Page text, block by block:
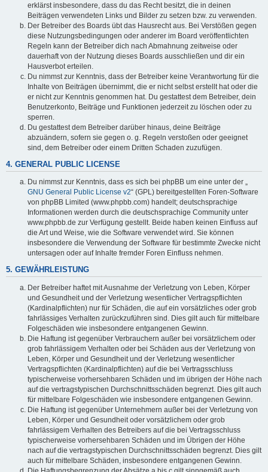
erklärst insbesondere, dass du das Recht besitzt, die in deinen
Beiträgen verwendeten Links und Bilder zu setzen bzw. zu verwenden.
Der Betreiber des Boards übt das Hausrecht aus. Bei Verstößen gegen
diese Nutzungsbedingungen oder anderer im Board veröffentlichten
Regeln kann der Betreiber dich nach Abmahnung zeitweise oder
dauerhaft von der Nutzung dieses Boards ausschließen und dir ein
Hausverbot erteilen.
Du nimmst zur Kenntnis, dass der Betreiber keine Verantwortung für die
Inhalte von Beiträgen übernimmt, die er nicht selbst erstellt hat oder die
er nicht zur Kenntnis genommen hat. Du gestattest dem Betreiber, dein
Benutzerkonto, Beiträge und Funktionen jederzeit zu löschen oder zu
sperren.
Du gestattest dem Betreiber darüber hinaus, deine Beiträge
abzuändern, sofern sie gegen o. g. Regeln verstoßen oder geeignet
sind, dem Betreiber oder einem Dritten Schaden zuzufügen.
4. GENERAL PUBLIC LICENSE
Du nimmst zur Kenntnis, dass es sich bei phpBB um eine unter der „
GNU General Public License v2“ (GPL) bereitgestellten Foren-Software
von phpBB Limited (www.phpbb.com) handelt; deutschsprachige
Informationen werden durch die deutschsprachige Community unter
www.phpbb.de zur Verfügung gestellt. Beide haben keinen Einfluss auf
die Art und Weise, wie die Software verwendet wird. Sie können
insbesondere die Verwendung der Software für bestimmte Zwecke nicht
untersagen oder auf Inhalte fremder Foren Einfluss nehmen.
5. GEWÄHRLEISTUNG
Der Betreiber haftet mit Ausnahme der Verletzung von Leben, Körper
und Gesundheit und der Verletzung wesentlicher Vertragspflichten
(Kardinalpflichten) nur für Schäden, die auf ein vorsätzliches oder grob
fahrlässiges Verhalten zurückzuführen sind. Dies gilt auch für mittelbare
Folgeschäden wie insbesondere entgangenen Gewinn.
Die Haftung ist gegenüber Verbrauchern außer bei vorsätzlichem oder
grob fahrlässigem Verhalten oder bei Schäden aus der Verletzung von
Leben, Körper und Gesundheit und der Verletzung wesentlicher
Vertragspflichten (Kardinalpflichten) auf die bei Vertragsschluss
typischerweise vorhersehbaren Schäden und im übrigen der Höhe nach
auf die vertragstypischen Durchschnittsschäden begrenzt. Dies gilt auch
für mittelbare Folgeschäden wie insbesondere entgangenen Gewinn.
Die Haftung ist gegenüber Unternehmern außer bei der Verletzung von
Leben, Körper und Gesundheit oder vorsätzlichem oder grob
fahrlässigem Verhalten des Betreibers auf die bei Vertragsschluss
typischerweise vorhersehbaren Schäden und im Übrigen der Höhe
nach auf die vertragstypischen Durchschnittsschäden begrenzt. Dies gilt
auch für mittelbare Schäden, insbesondere entgangenen Gewinn.